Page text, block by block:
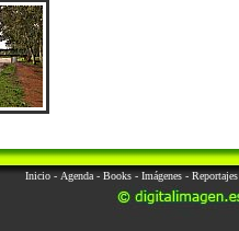
Inicio - Agenda - Books - Imágenes - Reportajes